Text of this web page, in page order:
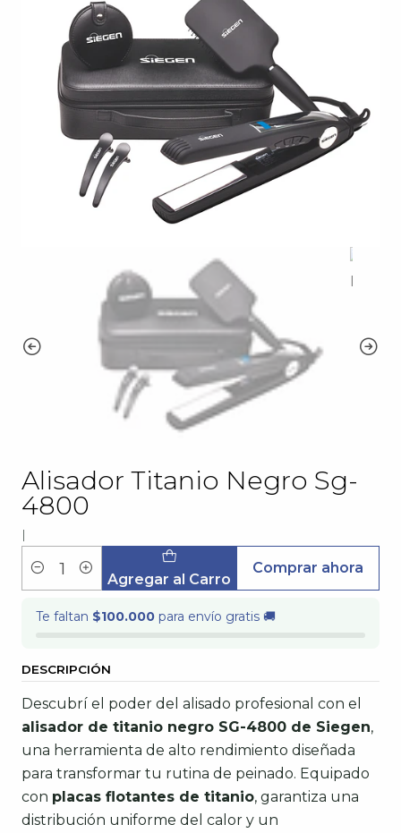
Alisador Titanio Negro Sg-
4800
|
Cantidad Agregar al Carro
Comprar ahora
Te faltan $100.000 para envío gratis 🚚
DESCRIPCIÓN
Descubrí el poder del alisado profesional con el
alisador de titanio negro SG-4800 de Siegen,
una herramienta de alto rendimiento diseñada
para transformar tu rutina de peinado. Equipado
con placas flotantes de titanio, garantiza una
distribución uniforme del calor y un